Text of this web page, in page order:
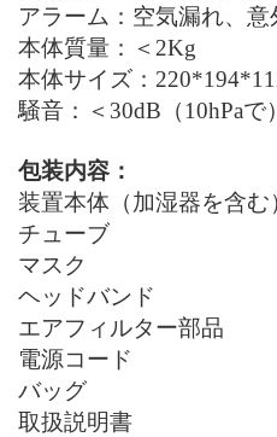
アラーム：空気漏れ、
本体質量：
＜2Kg
本体サイズ：
騒音：
＜30dB （10hPaで）
包装内容：
装置本体（加湿器を含
チューブ
マスク
ヘッドバン
エアフィルター部
電源コー
バッグ
取扱説明